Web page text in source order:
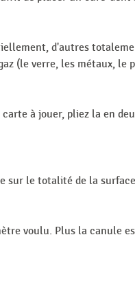
d'autres
(le verre, les métaux, le
à jouer, pliez la en
le totalité de la
voulu. Plus la canule